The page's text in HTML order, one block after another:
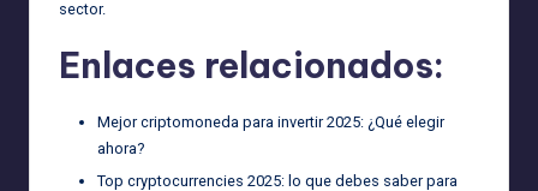
sector.
Enlaces relacionados:
Mejor criptomoneda para invertir 2025: ¿Qué elegir
ahora?
Top cryptocurrencies 2025: lo que debes saber para